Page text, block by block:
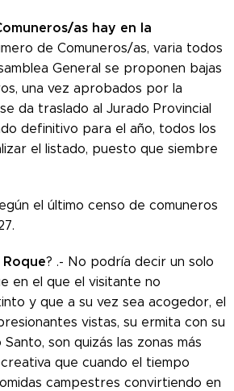
as hay en la
de Comuneros/as, varia todos
General se proponen bajas
una vez aprobados por la
da traslado al Jurado Provincial
definitivo para el año, todos los
el listado, puesto que siembre
el último censo de comuneros
? .- No podría decir un solo
en el que el visitante no
y que a su vez sea acogedor, el
vistas, su ermita con su
son quizás las zonas más
que cuando el tiempo
campestres convirtiendo en